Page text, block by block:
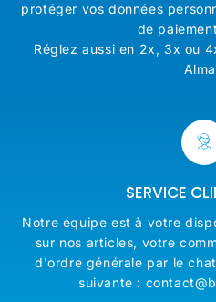
protéger vos données
de
Réglez aussi en 2x, 3x ou
SERVICE
Notre équipe est à votre
sur nos articles, votre
d'ordre générale par le
suivante :